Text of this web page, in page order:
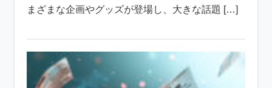
まざまな企画やグッズが登場し、大きな話題 […]